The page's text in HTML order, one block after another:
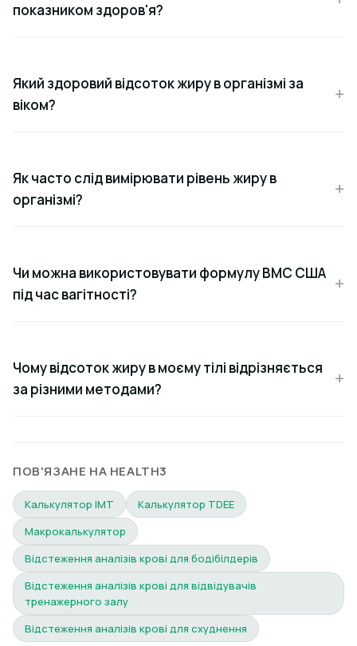
показником здоров'я?
Який здоровий відсоток жиру в організмі за
віком?
Як часто слід вимірювати рівень жиру в
організмі?
Чи можна використовувати формулу ВМС США
під час вагітності?
Чому відсоток жиру в моєму тілі відрізняється
за різними методами?
ПОВ'ЯЗАНЕ НА HEALTH3
Калькулятор ІМТ
Калькулятор TDEE
Макрокалькулятор
Відстеження аналізів крові для бодібілдерів
Відстеження аналізів крові для відвідувачів
тренажерного залу
Відстеження аналізів крові для схуднення